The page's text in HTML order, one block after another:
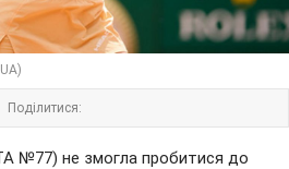
Поділитися:
№77) не змогла пробитися до